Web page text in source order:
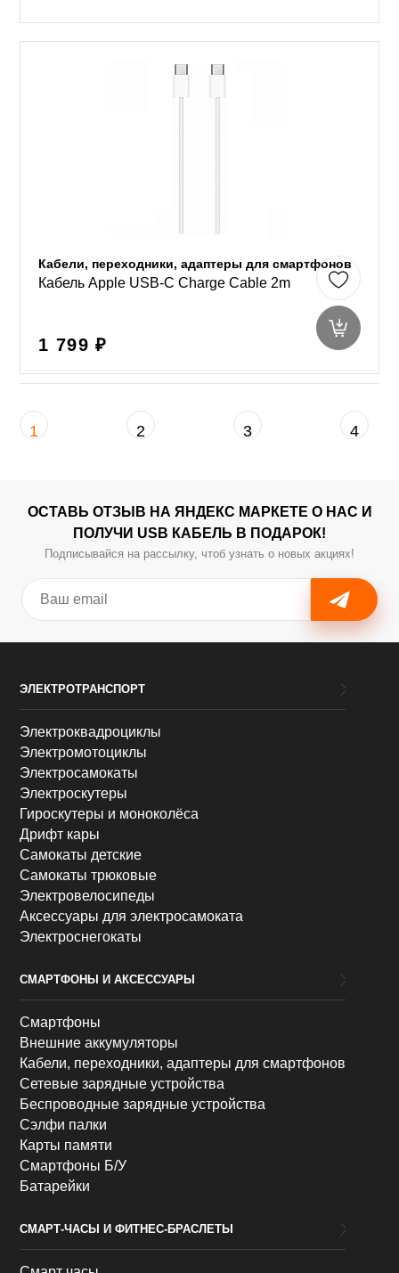
Кабели, переходники, адаптеры для смартфонов
Кабель Apple USB-C Charge Cable 2m
1 799 ₽
1 2 3 4
ОСТАВЬ ОТЗЫВ НА ЯНДЕКС МАРКЕТЕ О НАС И
ПОЛУЧИ USB КАБЕЛЬ В ПОДАРОК!
Подписывайся на рассылку, чтоб узнать о новых акциях!
ЭЛЕКТРОТРАНСПОРТ
Электроквадроциклы
Электромотоциклы
Электросамокаты
Электроскутеры
Гироскутеры и моноколёса
Дрифт кары
Самокаты детские
Самокаты трюковые
Электровелосипеды
Аксессуары для электросамоката
Электроснегокаты
СМАРТФОНЫ И АКСЕССУАРЫ
Смартфоны
Внешние аккумуляторы
Кабели, переходники, адаптеры для смартфонов
Сетевые зарядные устройства
Беспроводные зарядные устройства
Сэлфи палки
Карты памяти
Смартфоны Б/У
Батарейки
СМАРТ-ЧАСЫ И ФИТНЕС-БРАСЛЕТЫ